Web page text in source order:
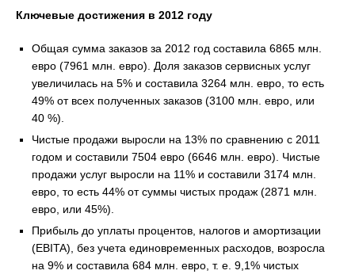
Ключевые достижения в 2012 году
Общая сумма заказов за 2012 год составила 6865 млн.
евро (7961 млн. евро). Доля заказов сервисных услуг
увеличилась на 5% и составила 3264 млн. евро, то есть
49% от всех полученных заказов (3100 млн. евро, или
40 %).
Чистые продажи выросли на 13% по сравнению с 2011
годом и составили 7504 евро (6646 млн. евро). Чистые
продажи услуг выросли на 11% и составили 3174 млн.
евро, то есть 44% от суммы чистых продаж (2871 млн.
евро, или 45%).
Прибыль до уплаты процентов, налогов и амортизации
(EBITA), без учета единовременных расходов, возросла
на 9% и составила 684 млн. евро, т. е. 9,1% чистых